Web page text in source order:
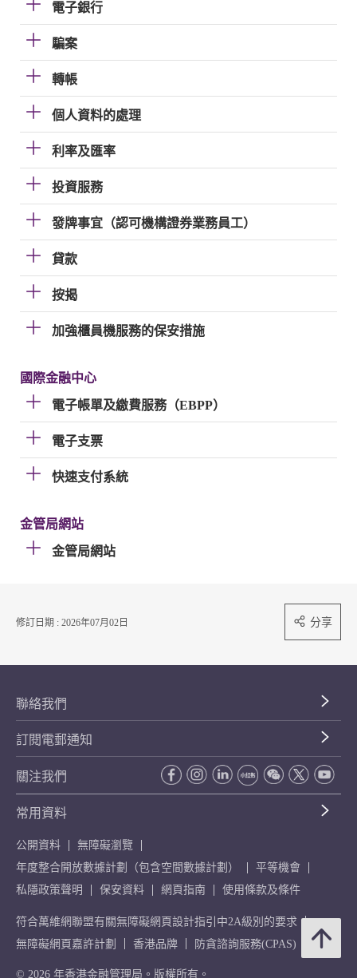
電子銀行
騙案
轉帳
個人資料的處理
利率及匯率
投資服務
發牌事宜（認可機構證券業務員工）
貸款
按揭
加強櫃員機服務的保安措施
國際金融中心
電子帳單及繳費服務（EBPP）
電子支票
快速支付系統
金管局網站
金管局網站
修訂日期 : 2026年07月02日 分享
聯絡我們
訂閱電郵通知
關注我們
常用資料
公開資料
無障礙瀏覽
年度整合開放數據計劃（包含空間數據計劃）
平等機會
私隱政策聲明
保安資料 網頁指南 使用條款及條件
符合萬維網聯盟有關無障礙網頁設計指引中2A級別的要求
無障礙網頁嘉許計劃
香港品牌 防貪諮詢服務(CPAS)
© 2026 年香港金融管理局。版權所有。